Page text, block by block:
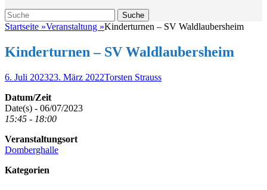
Suche
Suche
nach:
Startseite »Veranstaltung »Kinderturnen – SV Waldlaubersheim
Kinderturnen – SV Waldlaubersheim
Veröffentlicht
6. Juli 202323. März 2022Autor
Torsten Strauss
Datum/Zeit
Date(s) - 06/07/2023
15:45 - 18:00
Veranstaltungsort
Domberghalle
Kategorien